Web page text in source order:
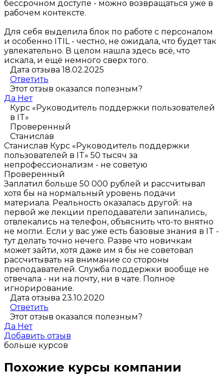
бессрочном доступе - можно возвращаться уже в
рабочем контексте.
Для себя выделила блок по работе с персоналом
и особенно ITIL - честно, не ожидала, что будет так
увлекательно. В целом нашла здесь всё, что
искала, и ещё немного сверх того.
Дата отзыва 18.02.2025
Ответить
Этот отзыв оказался полезным?
Да Нет
Курс «Руководитель поддержки пользователей
в IT»
Проверенный
Станислав
Станислав Курс «Руководитель поддержки
пользователей в IT» 50 тысяч за
непрофессионализм - не советую
Проверенный
Заплатил больше 50 000 рублей и рассчитывал
хотя бы на нормальный уровень подачи
материала. Реальность оказалась другой: на
первой же лекции преподаватели запинались,
отвлекались на телефон, объяснить что-то внятно
не могли. Если у вас уже есть базовые знания в IT -
тут делать точно нечего. Разве что новичкам
может зайти, хотя даже им я бы не советовал
рассчитывать на внимание со стороны
преподавателей. Служба поддержки вообще не
отвечала - ни на почту, ни в чате. Полное
игнорирование.
Дата отзыва 23.10.2020
Ответить
Этот отзыв оказался полезным?
Да Нет
Добавить отзыв
больше курсов
Похожие курсы компании